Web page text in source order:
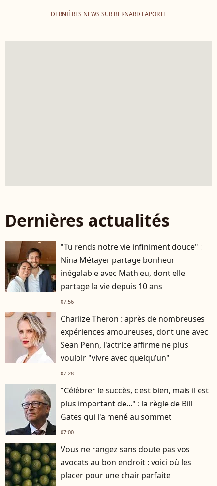
DERNIÈRES NEWS SUR BERNARD LAPORTE
Dernières actualités
"Tu rends notre vie infiniment douce" :
Nina Métayer partage bonheur
inégalable avec Mathieu, dont elle
partage la vie depuis 10 ans
07:56
Charlize Theron : après de nombreuses
expériences amoureuses, dont une avec
Sean Penn, l'actrice affirme ne plus
vouloir "vivre avec quelqu’un"
07:28
"Célébrer le succès, c'est bien, mais il est
plus important de..." : la règle de Bill
Gates qui l'a mené au sommet
07:00
Vous ne rangez sans doute pas vos
avocats au bon endroit : voici où les
placer pour une chair parfaite